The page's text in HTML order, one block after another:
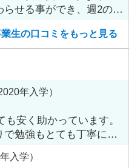
せる事ができ、週2のコ
生の口コミをもっと見る
2020年入学）
も安く助かっています。
勉強もとても丁寧に教
入学）